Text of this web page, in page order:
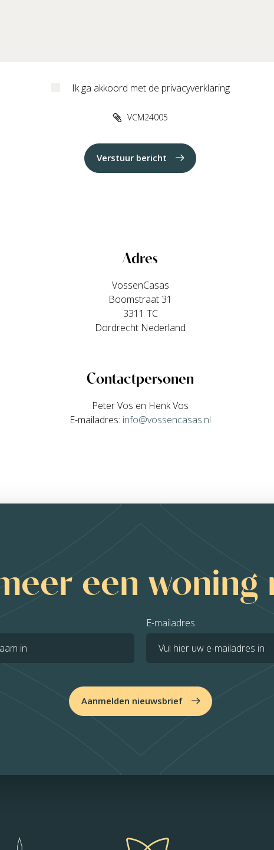
Ik ga akkoord met de privacyverklaring
VCM24005
Verstuur bericht
Adres
VossenCasas
Boomstraat 31
3311 TC
Dordrecht Nederland
Contactpersonen
Peter Vos en Henk Vos
E-mailadres: info@vossencasas.nl
een woning
E-mailadres
Aanmelden nieuwsbrief